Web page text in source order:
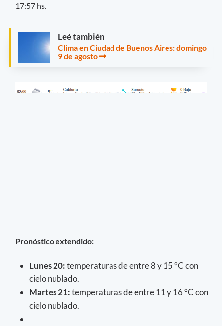
17:57 hs.
Leé también
Clima en Ciudad de Buenos Aires: domingo
9 de agosto
Pronóstico extendido:
Lunes 20:temperaturas de entre 8 y 15 °C con
cielo nublado.
Martes 21:temperaturas de entre 11 y 16 °C con
cielo nublado.